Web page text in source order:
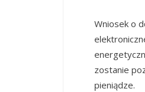
Wniosek o
zostanie
pieniądze.